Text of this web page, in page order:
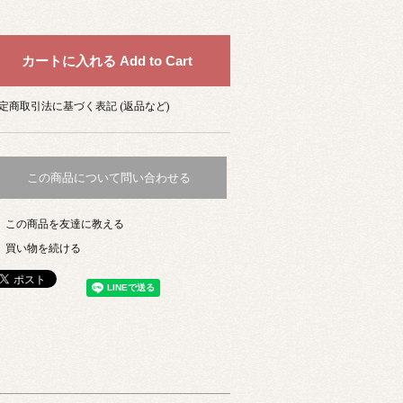
商取引法に基づく表記 (返品など)
この商品について問い合わせる
この商品を友達に教える
買い物を続ける